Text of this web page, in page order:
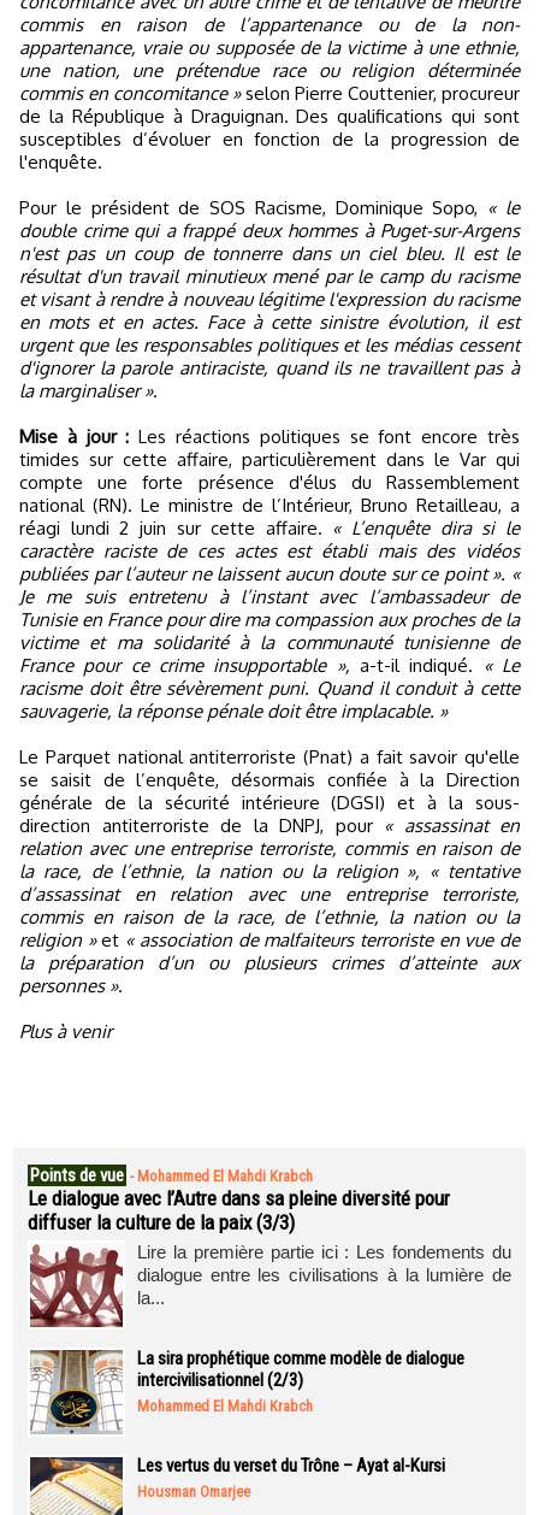
commis en raison de l’appartenance ou de la non-
appartenance, vraie ou supposée de la victime à une ethnie,
une nation, une prétendue race ou religion déterminée
commis en concomitance »selon Pierre Couttenier, procureur
de la République à Draguignan. Des qualifications qui sont
susceptibles d’évoluer en fonction de la progression de
l'enquête.
Pour le président de SOS Racisme, Dominique Sopo, « le
double crime qui a frappé deux hommes à Puget-sur-Argens
n'est pas un coup de tonnerre dans un ciel bleu. Il est le
résultat d'un travail minutieux mené par le camp du racisme
et visant à rendre à nouveau légitime l'expression du racisme
en mots et en actes. Face à cette sinistre évolution, il est
urgent que les responsables politiques et les médias cessent
d'ignorer la parole antiraciste, quand ils ne travaillent pas à
la marginaliser ».
Mise à jour : Les réactions politiques se font encore très
timides sur cette affaire, particulièrement dans le Var qui
compte une forte présence d'élus du Rassemblement
national (RN). Le ministre de l’Intérieur, Bruno Retailleau, a
réagi lundi 2 juin sur cette affaire. « L’enquête dira si le
caractère raciste de ces actes est établi mais des vidéos
publiées par l’auteur ne laissent aucun doute sur ce point ». «
Je me suis entretenu à l’instant avec l’ambassadeur de
Tunisie en France pour dire ma compassion aux proches de la
victime et ma solidarité à la communauté tunisienne de
France pour ce crime insupportable », a-t-il indiqué.
« Le
racisme doit être sévèrement puni. Quand il conduit à cette
sauvagerie, la réponse pénale doit être implacable. »
Le Parquet national antiterroriste (Pnat) a fait savoir qu'elle
se saisit de l’enquête, désormais confiée à la Direction
générale de la sécurité intérieure (DGSI) et à la sous-
direction antiterroriste de la DNPJ, pour « assassinat en
relation avec une entreprise terroriste, commis en raison de
la race, de l’ethnie, la nation ou la religion », « tentative
d’assassinat en relation avec une entreprise terroriste,
commis en raison de la race, de l’ethnie, la nation ou la
religion »et « association de malfaiteurs terroriste en vue de
la préparation d’un ou plusieurs crimes d’atteinte aux
personnes ».
Plus à venir
Points de vue - Mohammed El Mahdi Krabch
Le dialogue avec l’Autre dans sa pleine diversité pour
diffuser la culture de la paix (3/3)
Lire la première partie ici : Les fondements du
dialogue entre les civilisations à la lumière de
la...
La sira prophétique comme modèle de dialogue
intercivilisationnel (2/3)
Mohammed El Mahdi Krabch
Les vertus du verset du Trône – Ayat al-Kursi
Housman Omarjee